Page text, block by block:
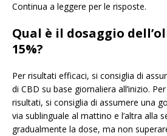
Continua a leggere per le risposte.
Qual è il dosaggio
15%?
Per risultati efficaci, si consiglia di
di CBD su base giornaliera all’inizio.
risultati, si consiglia di assumere una
via sublinguale al mattino e l’altra alla
gradualmente la dose, ma non